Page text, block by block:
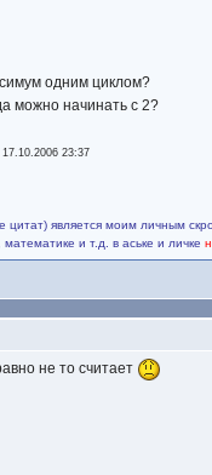
одним циклом?
можно начинать с 2?
17.10.2006 23:37
является моим личным
и т.д. в аське и личке
не то считает